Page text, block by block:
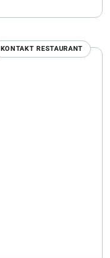
KONTAKT RESTAURANT